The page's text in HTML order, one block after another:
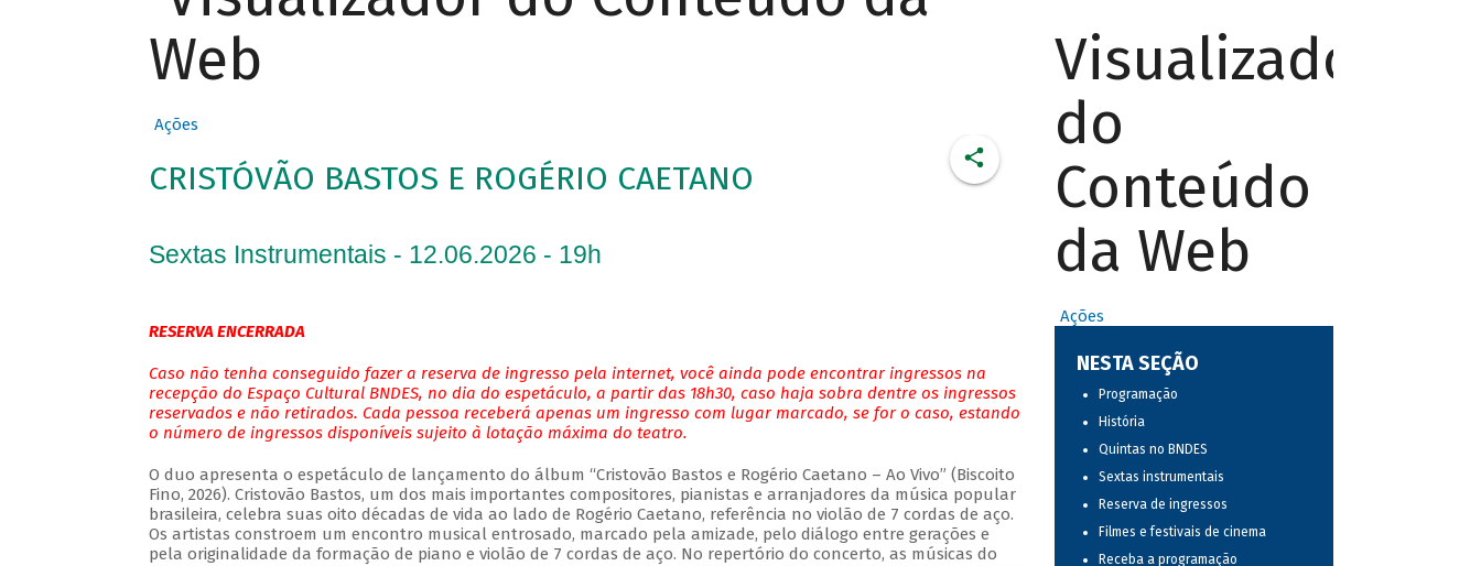
Web
Ações
CRISTÓVÃO BASTOS E ROGÉRIO CAETANO
Sextas Instrumentais - 12.06.2026 - 19h
RESERVA ENCERRADA
Caso não tenha conseguido fazer a reserva de ingresso pela internet, você ainda pode encontrar ingressos na
recepção do Espaço Cultural BNDES, no dia do espetáculo, a partir das 18h30, caso haja sobra dentre os ingressos
reservados e não retirados. Cada pessoa receberá apenas um ingresso com lugar marcado, se for o caso, estando
o número de ingressos disponíveis sujeito à lotação máxima do teatro.
O duo apresenta o espetáculo de lançamento do álbum “Cristovão Bastos e Rogério Caetano – Ao Vivo” (Biscoito
Fino, 2026). Cristovão Bastos, um dos mais importantes compositores, pianistas e arranjadores da música popular
brasileira, celebra suas oito décadas de vida ao lado de Rogério Caetano, referência no violão de 7 cordas de aço.
Os artistas constroem um encontro musical entrosado, marcado pela amizade, pelo diálogo entre gerações e
pela originalidade da formação de piano e violão de 7 cordas de aço. No repertório do concerto, as músicas do
Visualizador
do
Conteúdo
da Web
Ações
NESTA SEÇÃO
Programação
História
Quintas no BNDES
Sextas instrumentais
Reserva de ingressos
Filmes e festivais de cinema
Receba a programação